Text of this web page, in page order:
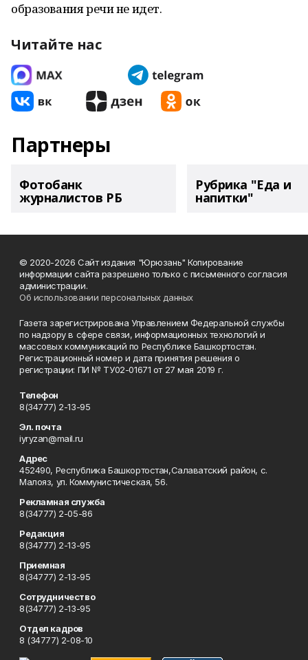
образования речи не идет.
Читайте нас
Партнеры
Фотобанк
журналистов РБ
Рубрика "Еда и
напитки"
© 2020-2026 Сайт издания "Юрюзань" Копирование
информации сайта разрешено только с письменного согласия
администрации.
Об использовании персональных данных
Газета зарегистрирована Управлением Федеральной службы
по надзору в сфере связи, информационных технологий и
массовых коммуникаций по Республике Башкортостан.
Регистрационный номер и дата принятия решения о
регистрации: ПИ № ТУ02-01671 от 27 мая 2019 г.
Телефон
8(34777) 2-13-95
Эл. почта
iyryzan@mail.ru
Адрес
452490, Республика Башкортостан,Салаватский район, с.
Малояз, ул. Коммунистическая, 56.
Рекламная служба
8(34777) 2-05-86
Редакция
8(34777) 2-13-95
Приемная
8(34777) 2-13-95
Сотрудничество
8(34777) 2-13-95
Отдел кадров
8 (34777) 2-08-10